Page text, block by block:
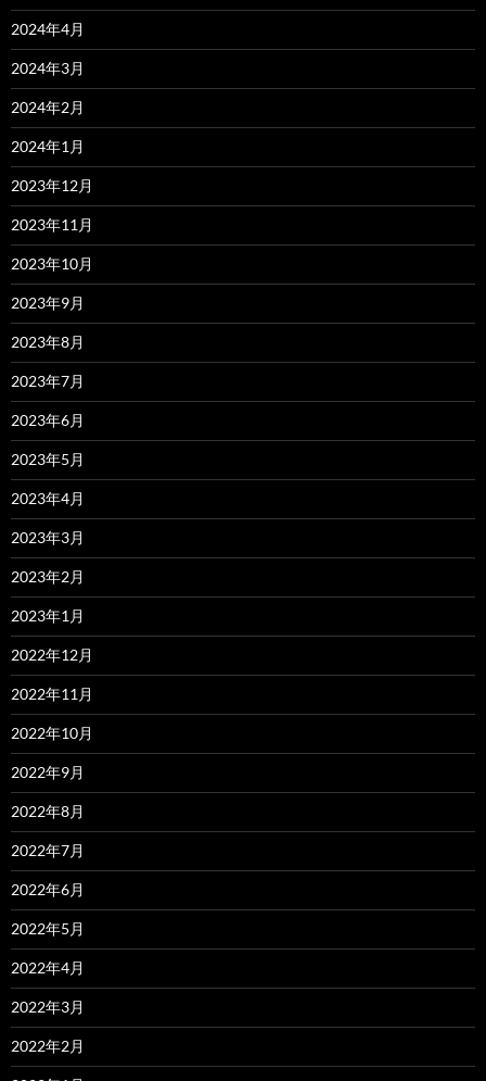
2024年4月
2024年3月
2024年2月
2024年1月
2023年12月
2023年11月
2023年10月
2023年9月
2023年8月
2023年7月
2023年6月
2023年5月
2023年4月
2023年3月
2023年2月
2023年1月
2022年12月
2022年11月
2022年10月
2022年9月
2022年8月
2022年7月
2022年6月
2022年5月
2022年4月
2022年3月
2022年2月